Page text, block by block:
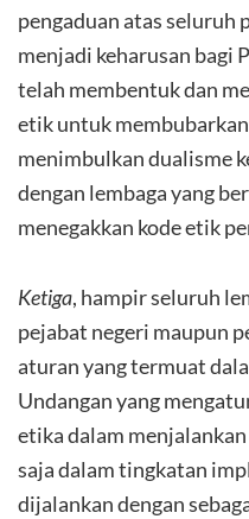
pengaduan atas seluruh
menjadi keharusan bagi
telah membentuk dan
etik untuk
menimbulkan dualisme
dengan lembaga yang
menegakkan kode etik
Ketiga, hampir seluruh
pejabat negeri maupun
aturan yang termuat
Undangan yang
etika dalam
saja dalam tingkatan
dijalankan dengan